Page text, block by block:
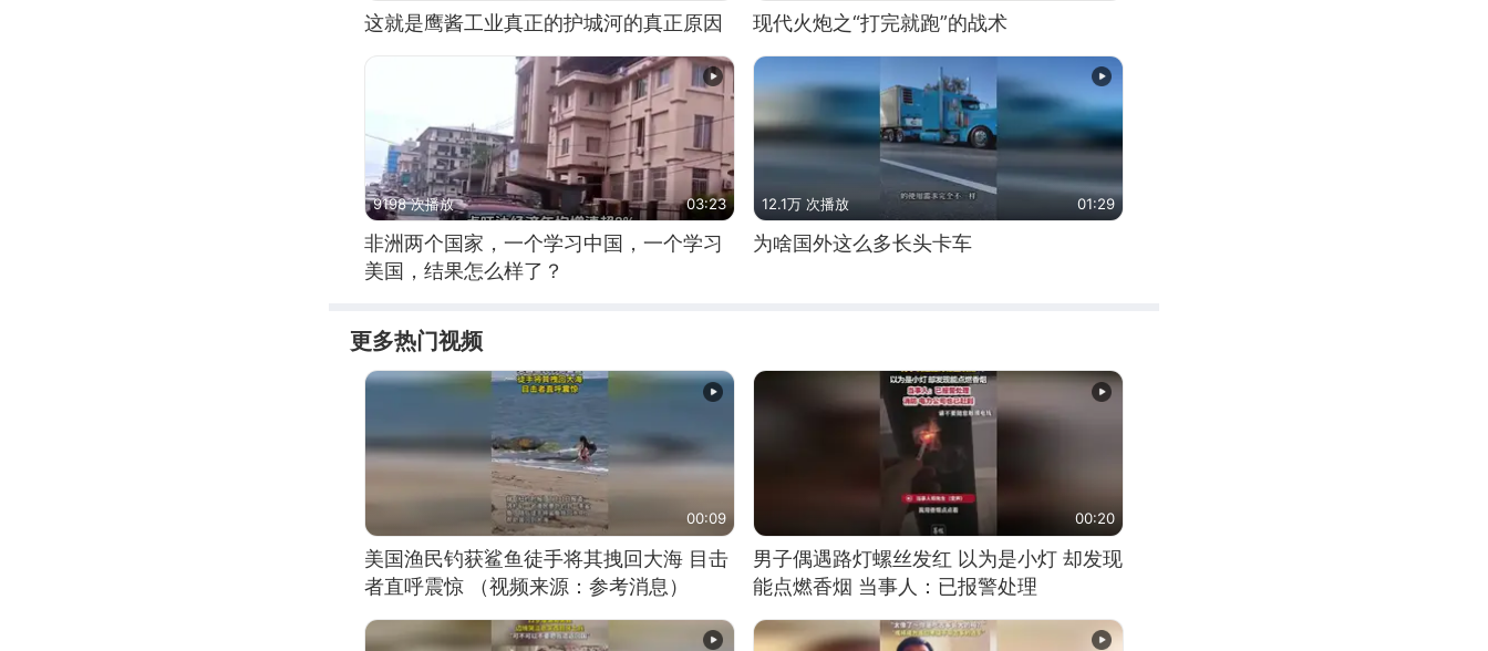
这就是鹰酱工业真正的护城河的真正原因 现代火炮之“打完就跑”的战术
9198 次播放 03:23
非洲两个国家，一个学习中国，一个学习
美国，结果怎么样了？
12.1万 次播放 01:29
为啥国外这么多长头卡车
更多热门视频
00:09
美国渔民钓获鲨鱼徒手将其拽回大海 目击
者直呼震惊 （视频来源：参考消息）
00:20
男子偶遇路灯螺丝发红 以为是小灯 却发现
能点燃香烟 当事人：已报警处理